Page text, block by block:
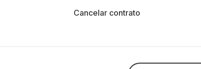
Cancelar contrato